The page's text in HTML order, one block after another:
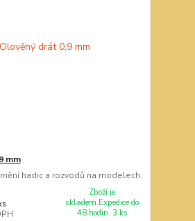
mm
hadic a rozvodů na modelech.
Zboží je
skladem.Expedice do
48 hodin. 3 ks